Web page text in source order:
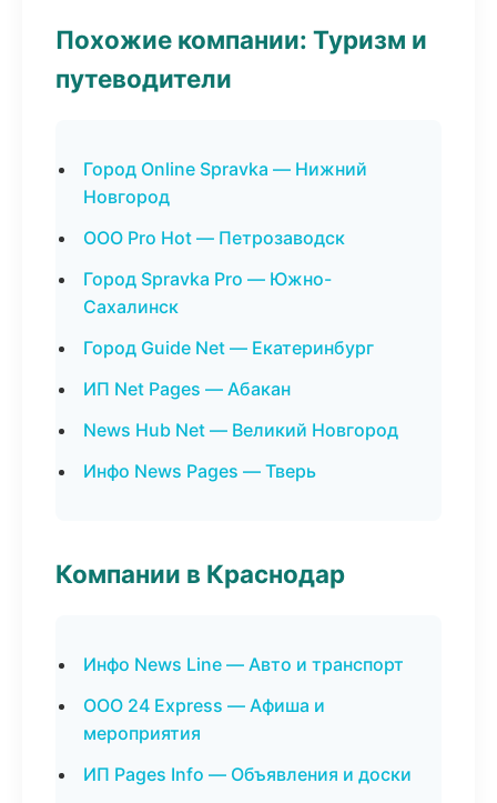
Похожие компании: Туризм и
путеводители
Город Online Spravka — Нижний
Новгород
ООО Pro Hot — Петрозаводск
Город Spravka Pro — Южно-
Сахалинск
Город Guide Net — Екатеринбург
ИП Net Pages — Абакан
News Hub Net — Великий Новгород
Инфо News Pages — Тверь
Компании в Краснодар
Инфо News Line — Авто и транспорт
ООО 24 Express — Афиша и
мероприятия
ИП Pages Info — Объявления и доски